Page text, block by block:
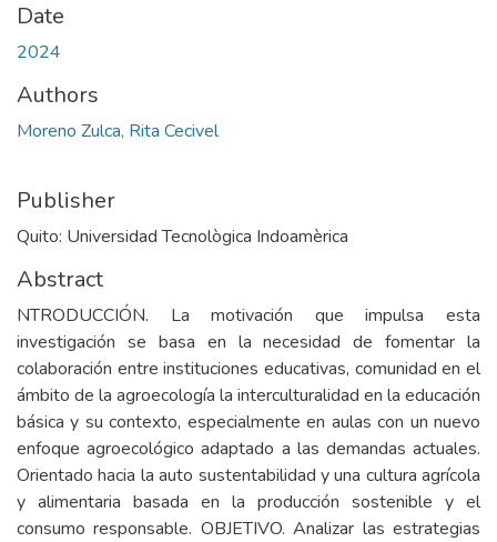
Date
2024
Authors
Moreno Zulca, Rita Cecivel
Publisher
Quito: Universidad Tecnològica Indoamèrica
Abstract
NTRODUCCIÓN. La motivación que impulsa esta
investigación se basa en la necesidad de fomentar la
colaboración entre instituciones educativas, comunidad en el
ámbito de la agroecología la interculturalidad en la educación
básica y su contexto, especialmente en aulas con un nuevo
enfoque agroecológico adaptado a las demandas actuales.
Orientado hacia la auto sustentabilidad y una cultura agrícola
y alimentaria basada en la producción sostenible y el
consumo responsable. OBJETIVO. Analizar las estrategias